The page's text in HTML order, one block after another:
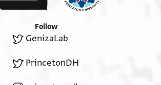
Follow
GenizaLab
PrincetonDH